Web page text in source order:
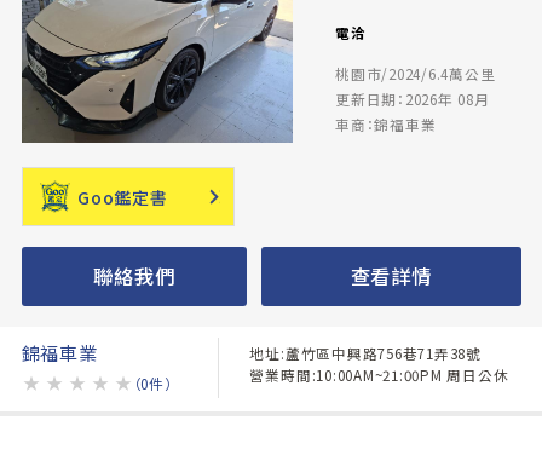
電洽
桃園市/2024/6.4萬公里
更新日期：2026年 08月
車商：錦福車業
Goo鑑定書
聯絡我們 查看詳情
錦福車業
★ ★ ★ ★ ★ （0件）
地址:蘆竹區中興路756巷71弄38號
營業時間:10:00AM~21:00PM 周日公休